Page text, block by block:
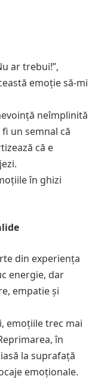
ar trebui!”,
emoție să-mi
neîmplinită
un semnal că
că e
în ghizi
din experiența
energie, dar
empatie și
emoțiile trec mai
în
la suprafață
emoționale.